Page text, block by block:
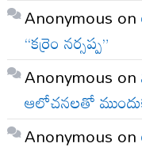
Anonymous on
“కర్రెం నర్సప్ప”
Anonymous on
ఆలోచనలతో
Anonymous on